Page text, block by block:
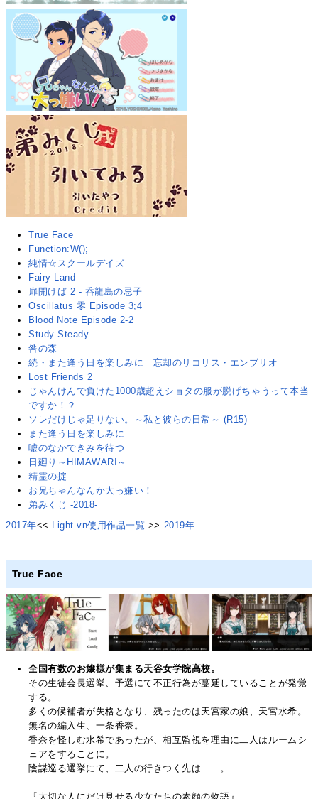
True Face
Function:W();
純情☆スクールデイズ
Fairy Land
扉開けば 2 - 呑龍島の忌子
Oscillatus 零 Episode 3;4
Blood Note Episode 2-2
Study Steady
咎の森
続・また逢う日を楽しみに 忘却のリコリス・エンブリオ
Lost Friends 2
じゃんけんで負けた1000歳超えショタの服が脱げちゃうって本当
ですか！？
ソレだけじゃ足りない。～私と彼らの日常～ (R15)
また逢う日を楽しみに
嘘のなかできみを待つ
日廻り～HIMAWARI～
精霊の掟
お兄ちゃんなんか大っ嫌い！
弟みくじ -2018-
2017年<< Light.vn使用作品一覧 >> 2019年
True Face
全国有数のお嬢様が集まる天谷女学院高校。
その生徒会長選挙、予選にて不正行為が蔓延していることが発覚
する。
多くの候補者が失格となり、残ったのは天宮家の娘、天宮水希。
無名の編入生、一条香奈。
香奈を怪しむ水希であったが、相互監視を理由に二人はルームシ
ェアをすることに。
陰謀巡る選挙にて、二人の行きつく先は……。
『大切な人にだけ見せる少女たちの素顔の物語』